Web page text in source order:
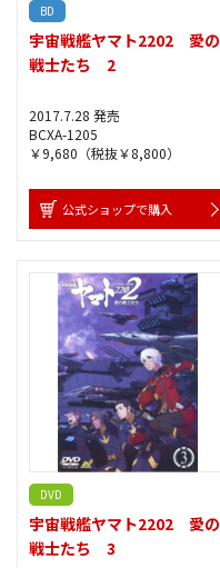
BD
宇宙戦艦ヤマト2202 愛の
戦士たち 2
2017.7.28 発売
BCXA-1205
￥9,680（税抜￥8,800）
公式ショップで購入
DVD
宇宙戦艦ヤマト2202 愛の
戦士たち 3